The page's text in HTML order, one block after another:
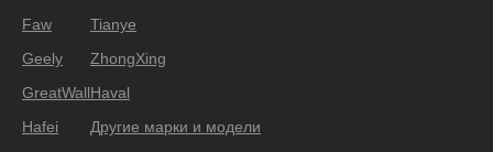
Faw
Geely
GreatWall
Hafei
Tianye
ZhongXing
Haval
Другие марки и модели